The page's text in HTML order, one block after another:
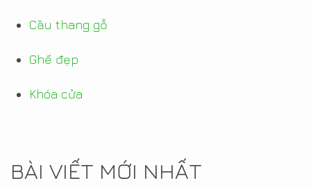
Cầu thang gỗ
Ghế đẹp
Khóa cửa
BÀI VIẾT MỚI NHẤT